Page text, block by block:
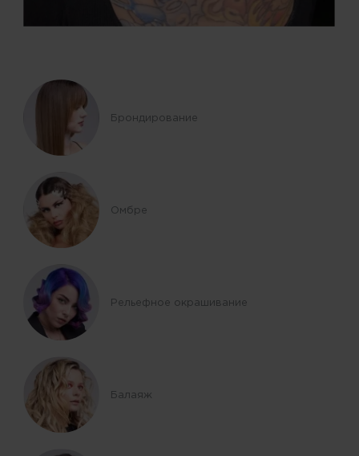
Брондирование
Омбре
Рельефное окрашивание
Балаяж